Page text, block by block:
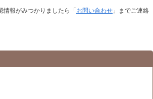
情報がみつかりましたら「 お問い合わせ 」までご連絡